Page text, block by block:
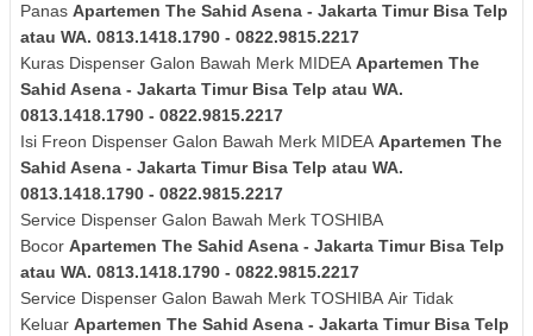
Panas Apartemen The Sahid Asena - Jakarta Timur Bisa Telp
atau WA. 0813.1418.1790 - 0822.9815.2217
Kuras Dispenser Galon Bawah Merk MIDEA Apartemen The
Sahid Asena - Jakarta Timur Bisa Telp atau WA.
0813.1418.1790 - 0822.9815.2217
Isi Freon Dispenser Galon Bawah Merk MIDEA Apartemen The
Sahid Asena - Jakarta Timur Bisa Telp atau WA.
0813.1418.1790 - 0822.9815.2217
Service Dispenser Galon Bawah Merk TOSHIBA
Bocor Apartemen The Sahid Asena - Jakarta Timur Bisa Telp
atau WA. 0813.1418.1790 - 0822.9815.2217
Service Dispenser Galon Bawah Merk TOSHIBA Air Tidak
Keluar Apartemen The Sahid Asena - Jakarta Timur Bisa Telp